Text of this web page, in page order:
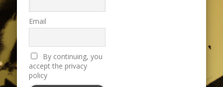
Email
By continuing, you
accept the privacy
policy